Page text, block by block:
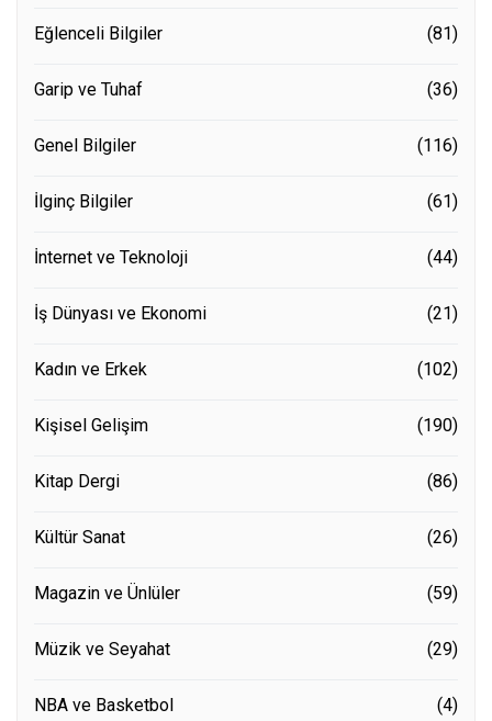
Eğlenceli Bilgiler (81)
Garip ve Tuhaf (36)
Genel Bilgiler (116)
İlginç Bilgiler (61)
İnternet ve Teknoloji (44)
İş Dünyası ve Ekonomi (21)
Kadın ve Erkek (102)
Kişisel Gelişim (190)
Kitap Dergi (86)
Kültür Sanat (26)
Magazin ve Ünlüler (59)
Müzik ve Seyahat (29)
NBA ve Basketbol (4)